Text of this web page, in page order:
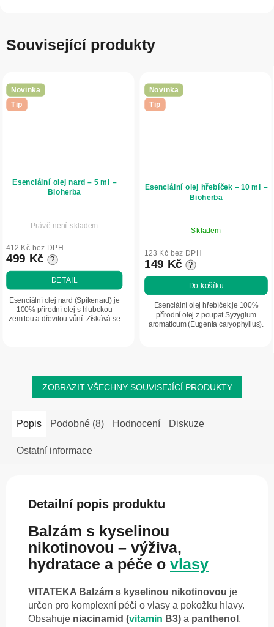
Související produkty
Novinka
Tip
Esenciální olej nard – 5 ml –
Bioherba
Právě není skladem
412 Kč bez DPH
499 Kč ?
DETAIL
Esenciální olej nard (Spikenard) je
100% přírodní olej s hlubokou
zemitou a dřevitou vůní. Získává se
Novinka
Tip
Esenciální olej hřebíček – 10 ml –
Bioherba
Skladem
123 Kč bez DPH
149 Kč ?
Do košíku
Esenciální olej hřebíček je 100%
přírodní olej z poupat Syzygium
aromaticum (Eugenia caryophyllus).
ZOBRAZIT VŠECHNY SOUVISEJÍCÍ PRODUKTY
Popis Podobné (8) Hodnocení Diskuze
Ostatní informace
Detailní popis produktu
Balzám s kyselinou
nikotinovou – výživa,
hydratace a péče o vlasy
VITATEKA Balzám s kyselinou nikotinovou je
určen pro komplexní péči o vlasy a pokožku hlavy.
Obsahuje niacinamid (vitamin B3) a panthenol ,